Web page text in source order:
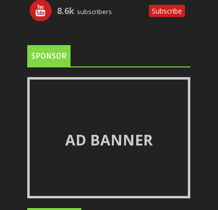
8.6k subscribers Subscribe
SPONSOR
AD BANNER